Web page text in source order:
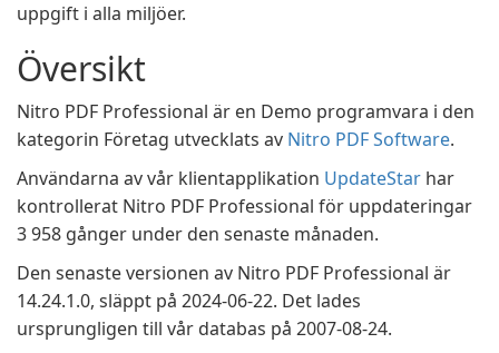
uppgift i alla miljöer.
Översikt
Nitro PDF Professional är en Demo programvara i den
kategorin Företag utvecklats av Nitro PDF Software.
Användarna av vår klientapplikation UpdateStar har
kontrollerat Nitro PDF Professional för uppdateringar
3 958 gånger under den senaste månaden.
Den senaste versionen av Nitro PDF Professional är
14.24.1.0, släppt på 2024-06-22. Det lades
ursprungligen till vår databas på 2007-08-24.